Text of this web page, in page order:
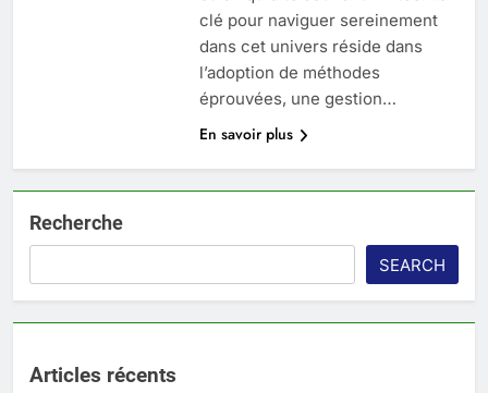
clé pour naviguer sereinement
dans cet univers réside dans
l’adoption de méthodes
éprouvées, une gestion…
En savoir plus
Recherche
SEARCH
Articles récents